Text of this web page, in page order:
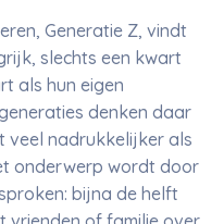
Generatie Z, vindt
slechts een kwart
als hun eigen
denken daar
veel nadrukkelijker als
onderwerp wordt door
bijna de helft